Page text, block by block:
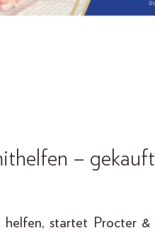
–
helfen, startet Procter